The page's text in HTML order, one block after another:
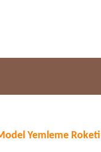
Yemleme Roketi